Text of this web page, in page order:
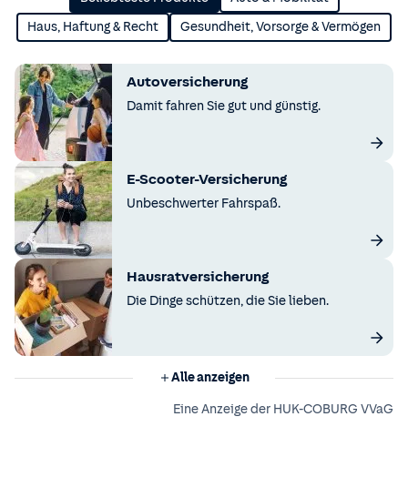
Haus, Haftung & Recht Gesundheit, Vorsorge & Vermögen
Autoversicherung
Damit fahren Sie gut und günstig.
E-Scooter-Versicherung
Unbeschwerter Fahrspaß.
Hausratversicherung
Die Dinge schützen, die Sie lieben.
Alle anzeigen
Eine Anzeige der HUK-COBURG VVaG